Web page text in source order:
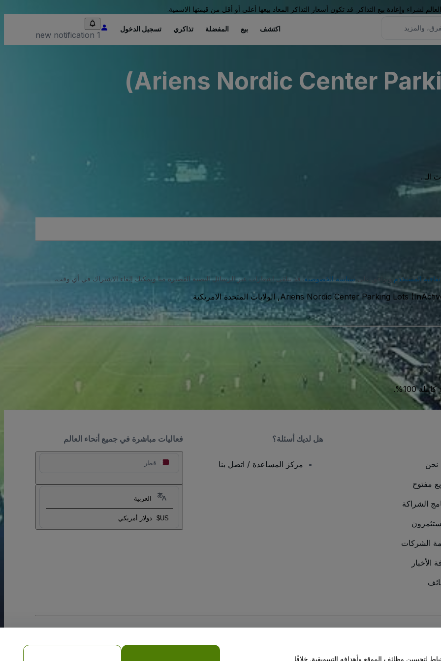
لشراء وإعادة بيع التذاكر. قد تكون أسعار التذاكر المعاد بيعها أعلى أو أقل من قيمتها الاسمية.
اكتشف بيع المفضلة تذاكري تسجيل الدخول
1 new notification
Ariens Nordic Center
الـ .
المستخدم سياسة الخصوصية. قد تتلقى إشعارات عبر الرسائل النصية القصيرة منا ويمكنك إلغاء الاشتراك في أي وقت.
Ariens Nordic Center Parking Lots
100%.
فعاليات مباشرة في جميع أنحاء العالم
قطر
العربية
US$ دولار أمريكي
نحن
مفتوح
الشراكة
الشركات
الأخبار
هل لديك أسئلة؟
مركز المساعدة / اتصل بنا
لتحسين وظائف الموقع وأهدافه التسويقية. خلافًا